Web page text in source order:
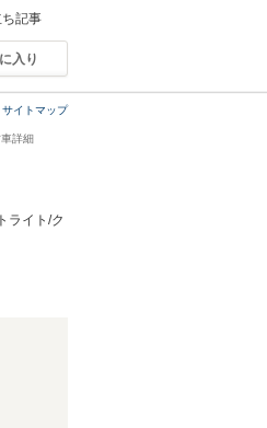
記事
入り
サイトマップ
詳細
ライト/ク